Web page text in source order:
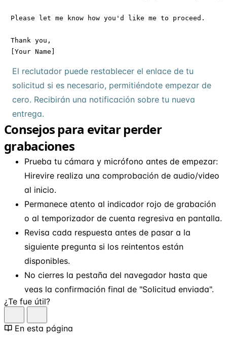
Please let me know how you'd like me to proceed.
Thank you,
[Your Name]
El reclutador puede restablecer el enlace de tu
solicitud si es necesario, permitiéndote empezar de
cero. Recibirán una notificación sobre tu nueva
entrega.
Consejos para evitar perder
grabaciones
Prueba tu cámara y micrófono antes de empezar:
Hirevire realiza una comprobación de audio/video
al inicio.
Permanece atento al indicador rojo de grabación
o al temporizador de cuenta regresiva en pantalla.
Revisa cada respuesta antes de pasar a la
siguiente pregunta si los reintentos están
disponibles.
No cierres la pestaña del navegador hasta que
veas la confirmación final de "Solicitud enviada".
¿Te fue útil?
En esta página